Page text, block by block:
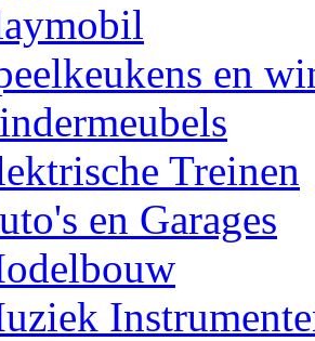
en
Treinen
en Garages